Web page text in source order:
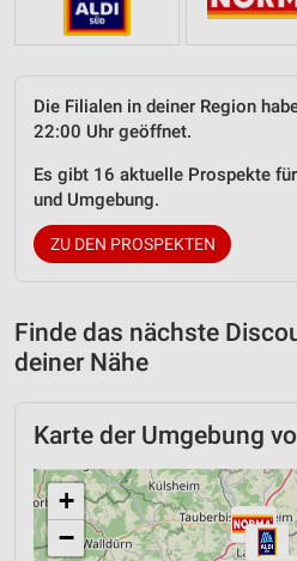
Die Filialen in deiner Region
22:00 Uhr geöffnet.
Es gibt 16 aktuelle Prospekte
und Umgebung.
ZU DEN PROSPEKTEN
Finde das nächste
deiner Nähe
Karte der Umgebung
+
−